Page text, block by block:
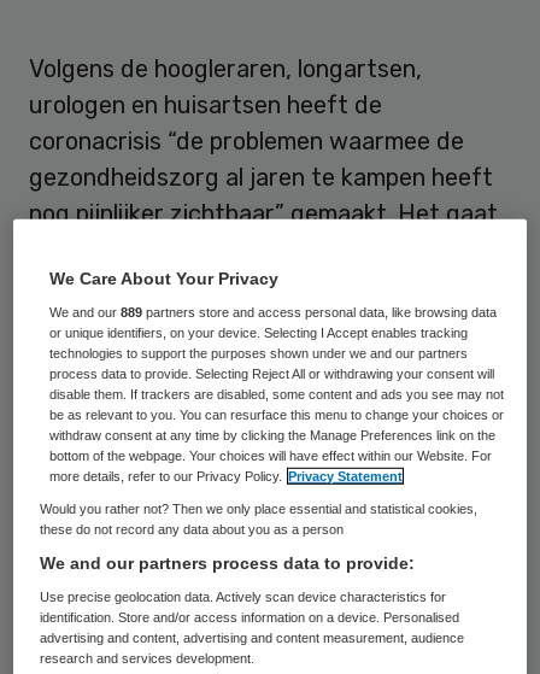
Volgens de hoogleraren, longartsen,
urologen en huisartsen heeft de
coronacrisis “de problemen waarmee de
gezondheidszorg al jaren te kampen heeft
nog pijnlijker zichtbaar” gemaakt. Het gaat
gebrek aan regie, te veel bureaucratie en
het verlenen van onnodige zorg.
Onduidelijk
“In het huidige zorgstelsel is vaak
onduidelijk wie waarvoor verantwoordelijk is
en wie wanneer de regie voert”, schrijven
de artsen. “Er wordt te veel overgelaten
aan de markt, aan lagere overheden als
gemeenten en het ‘veld.’” Ook zien zij dat
We Care About Your Privacy
We and our889 partners store and access personal data, like browsing data
or unique identifiers, on your device. Selecting I Accept enables tracking
technologies to support the purposes shown under we and our partners
process data to provide. Selecting Reject All or withdrawing your consent will
disable them. If trackers are disabled, some content and ads you see may not
be as relevant to you. You can resurface this menu to change your choices or
withdraw consent at any time by clicking the Manage Preferences link on the
bottom of the webpage. Your choices will have effect within our Website. For
more details, refer to our Privacy Policy.
Privacy Statement
Would you rather not? Then we only place essential and statistical cookies,
these do not record any data about you as a person
We and our partners process data to provide:
Use precise geolocation data. Actively scan device characteristics for
identification. Store and/or access information on a device. Personalised
advertising and content, advertising and content measurement, audience
research and services development.